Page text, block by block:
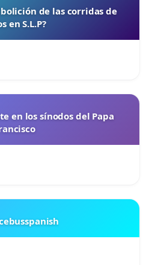
de las corridas de
en S.L.P?
en los sínodos del Papa